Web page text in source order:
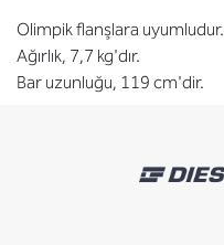
Olimpik flanşlara uyumludur.
Ağırlık, 7,7 kg'dır.
Bar uzunluğu, 119 cm'dir.